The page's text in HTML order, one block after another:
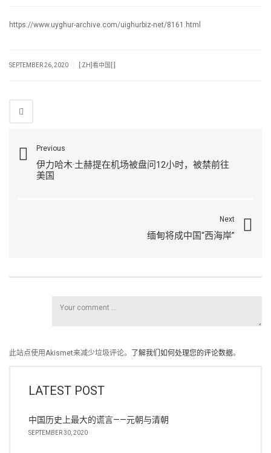
https://www.uyghur-archive.com/uighurbiz-net/8161.html
SEPTEMBER 26, 2020 [:ZH]看中国[:]
Previous
伊力哈木·土赫提在机场被盘问12小时，被禁前往
美国
Next
缅甸将成中国“西海岸”
此站点使用Akismet来减少垃圾评论。 了解我们如何处理您的评论数据。
LATEST POST
中国历史上最大的谎言——元朝与清朝
SEPTEMBER 30, 2020